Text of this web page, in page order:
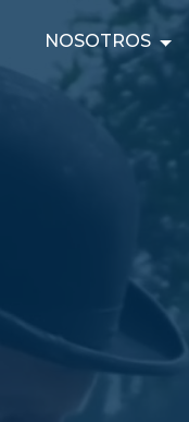
NOSOTROS